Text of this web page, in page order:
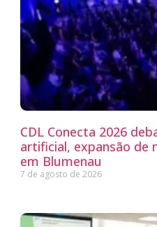
CDL Conecta 2026
artificial, expansão de
em Blumenau
7 de agosto de 2026